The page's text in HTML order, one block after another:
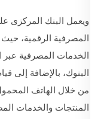
ويعمل البنك المركزى
المصرفية الرقمية، حيث
من خلال الهاتف
المنتجات والخدمات